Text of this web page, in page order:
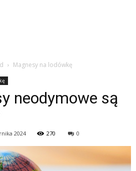
Magnesy na lodówkę
neodymowe są
2024 270 0